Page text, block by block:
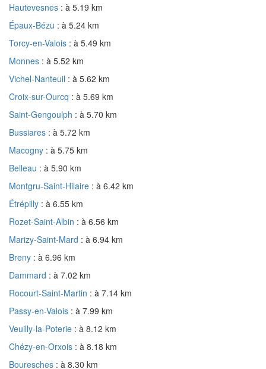
Hautevesnes : à 5.19 km
Épaux-Bézu : à 5.24 km
Torcy-en-Valois : à 5.49 km
Monnes : à 5.52 km
Vichel-Nanteuil : à 5.62 km
Croix-sur-Ourcq : à 5.69 km
Saint-Gengoulph : à 5.70 km
Bussiares : à 5.72 km
Macogny : à 5.75 km
Belleau : à 5.90 km
Montgru-Saint-Hilaire : à 6.42 km
Étrépilly : à 6.55 km
Rozet-Saint-Albin : à 6.56 km
Marizy-Saint-Mard : à 6.94 km
Breny : à 6.96 km
Dammard : à 7.02 km
Rocourt-Saint-Martin : à 7.14 km
Passy-en-Valois : à 7.99 km
Veuilly-la-Poterie : à 8.12 km
Chézy-en-Orxois : à 8.18 km
Bouresches : à 8.30 km